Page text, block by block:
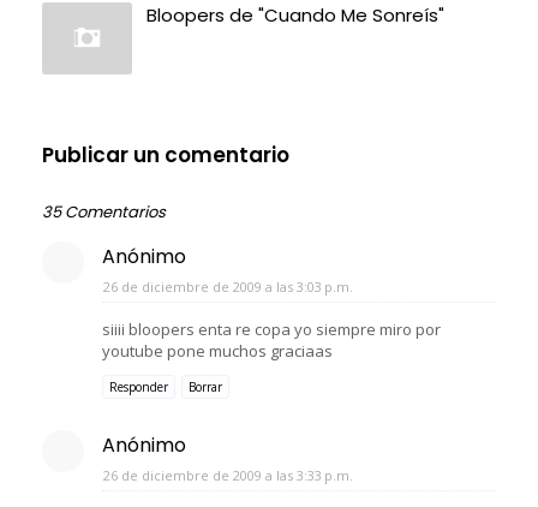
Bloopers de "Cuando Me Sonreís"
Publicar un comentario
35 Comentarios
Anónimo
26 de diciembre de 2009 a las 3:03 p.m.
siiii bloopers enta re copa yo siempre miro por
youtube pone muchos graciaas
Responder Borrar
Anónimo
26 de diciembre de 2009 a las 3:33 p.m.